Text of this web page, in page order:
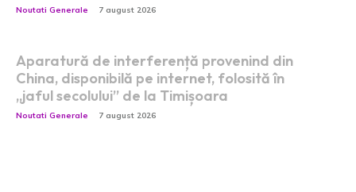
Noutati Generale 7 august 2026
Aparatură de interferență provenind din
China, disponibilă pe internet, folosită în
„jaful secolului” de la Timișoara
Noutati Generale 7 august 2026